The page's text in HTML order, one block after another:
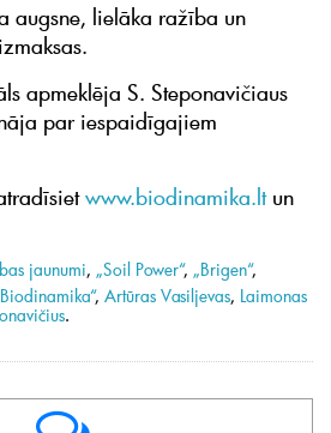
augsne, lielāka ražība un
apmeklēja S. Steponavičiaus
par iespaidīgajiem
www.biodinamika.ltun
jaunumi, „Soil Power“, „Brigen“,
, Artūras Vasiljevas, Laimonas
.